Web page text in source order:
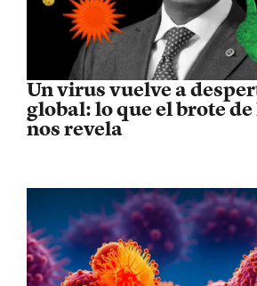
Un virus vuelve a
global: lo que el brote
nos revela